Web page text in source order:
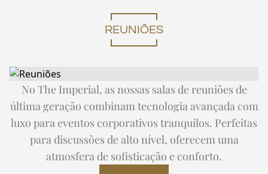
SALÃO IMPERIAL
VISITA À CIDADE
A FROTA IMPERIAL
PRÓXIMOS EVENTOS
ENDEFRJARUPTES
REUNIÕES
No The Imperial, as nossas salas de reuniões de
última geração combinam tecnologia avançada com
luxo para eventos corporativos tranquilos. Perfeitas
para discussões de alto nível, oferecem uma
atmosfera de sofisticação e conforto.